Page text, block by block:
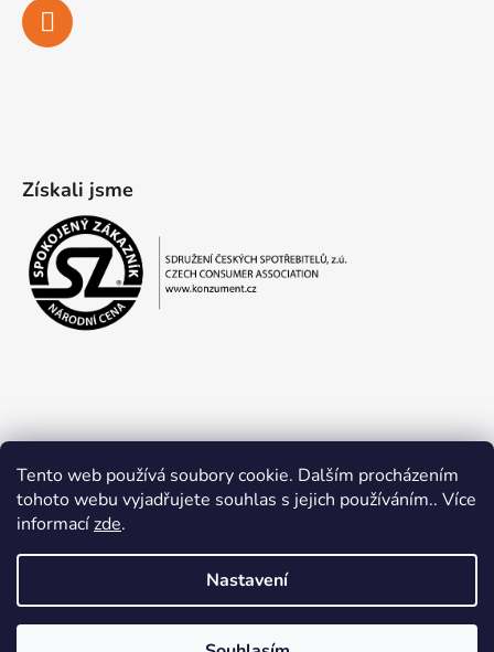
Tento web používá soubory cookie. Dalším procházením
tohoto webu vyjadřujete souhlas s jejich používáním.. Více
informacízde.
Nastavení
Získali jsme
Obchodní podmínky Ochrana osobních údajů